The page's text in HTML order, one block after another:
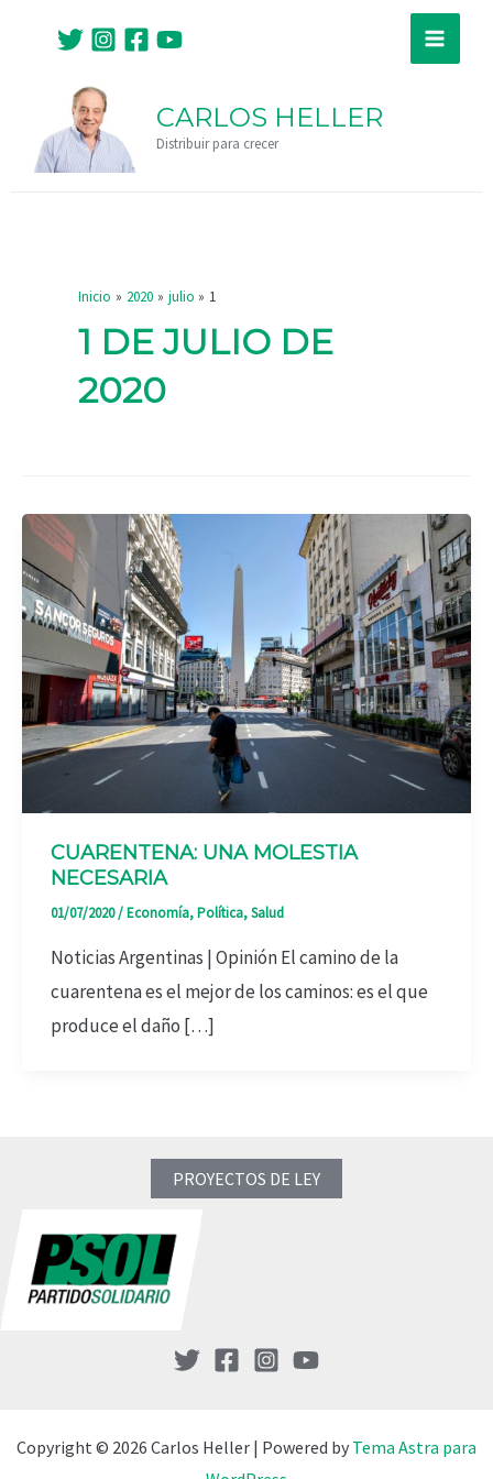
contenido
Main
CARLOS HELLER
Distribuir para crecer
Inicio 2020 julio 1
1 DE JULIO DE
2020
CUARENTENA: UNA MOLESTIA
NECESARIA
01/07/2020/Economía,Política,Salud
Noticias Argentinas | Opinión El camino de la
cuarentena es el mejor de los caminos: es el que
produce el daño […]
PROYECTOS DE LEY
Copyright © 2026 Carlos Heller | Powered by Tema Astra para